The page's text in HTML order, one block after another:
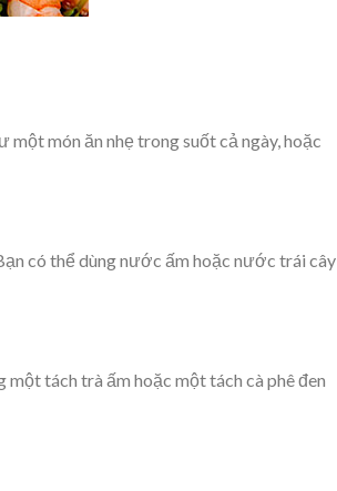
món ăn nhẹ trong suốt cả ngày, hoặc
có thể dùng nước ấm hoặc nước trái cây
tách trà ấm hoặc một tách cà phê đen